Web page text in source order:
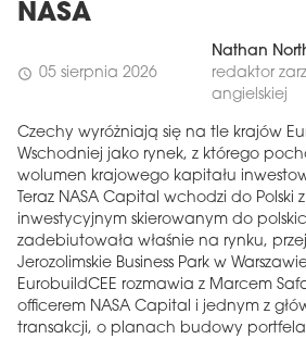
NASA
schedule 05 sierpnia 2026
Nathan
redaktor
angielskiej
Czechy wyróżniają się na tle krajów
Wschodniej jako rynek, z którego
wolumen krajowego kapitału
Teraz NASA Capital wchodzi do Polski
inwestycyjnym skierowanym do
zadebiutowała właśnie na rynku,
Jerozolimskie Business Park w
EurobuildCEE rozmawia z Marcem
officerem NASA Capital i jednym z
transakcji, o planach budowy